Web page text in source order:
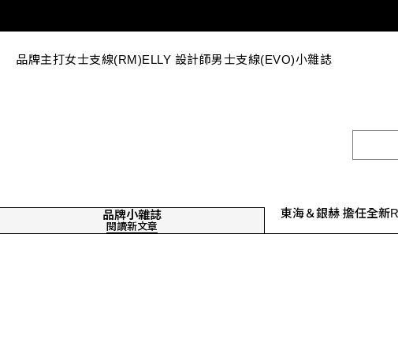
品牌主打女士支線(RM)ELLY 設計師男士支線(EVO)小雜誌
品牌小雜誌
閱讀新文章
東海＆銀赫 擔任全新